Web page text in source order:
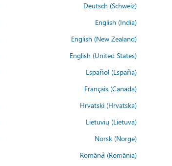
Deutsch (Schweiz)
English (India)
English (New Zealand)
English (United States)
Español (España)
Français (Canada)
Hrvatski (Hrvatska)
Lietuvių (Lietuva)
Norsk (Norge)
Română (România)